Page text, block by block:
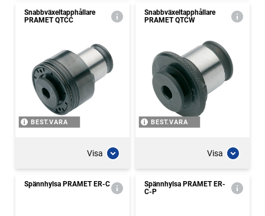
Snabbväxeltapphållare
PRAMET QTCC
BEST.VARA
Visa
Snabbväxeltapphållare
PRAMET QTCW
BEST.VARA
Visa
Spännhylsa PRAMET ER-C
Spännhylsa PRAMET ER-
C-P